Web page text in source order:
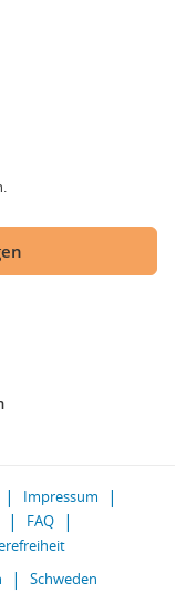
Impressum
FAQ
Schweden